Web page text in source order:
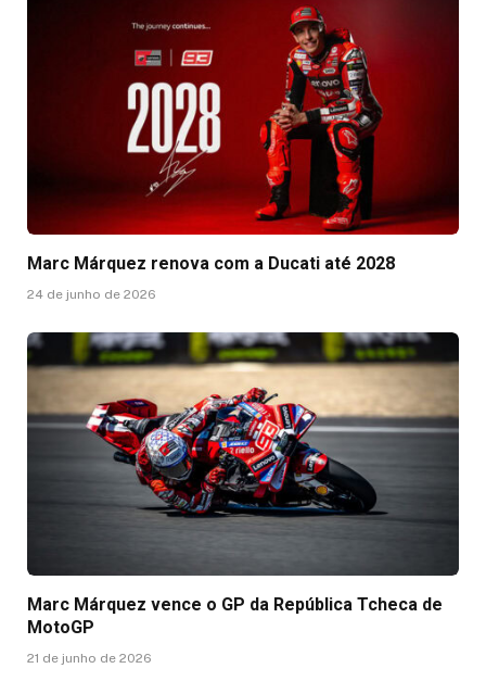
Marc Márquez renova com a Ducati até 2028
24 de junho de 2026
Marc Márquez vence o GP da República Tcheca de
MotoGP
21 de junho de 2026